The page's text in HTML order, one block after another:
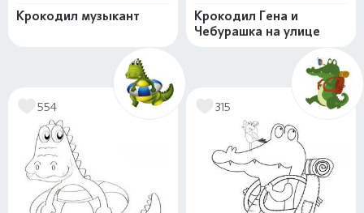
Крокодил музыкант
Крокодил Гена и
Чебурашка на улице
554 315